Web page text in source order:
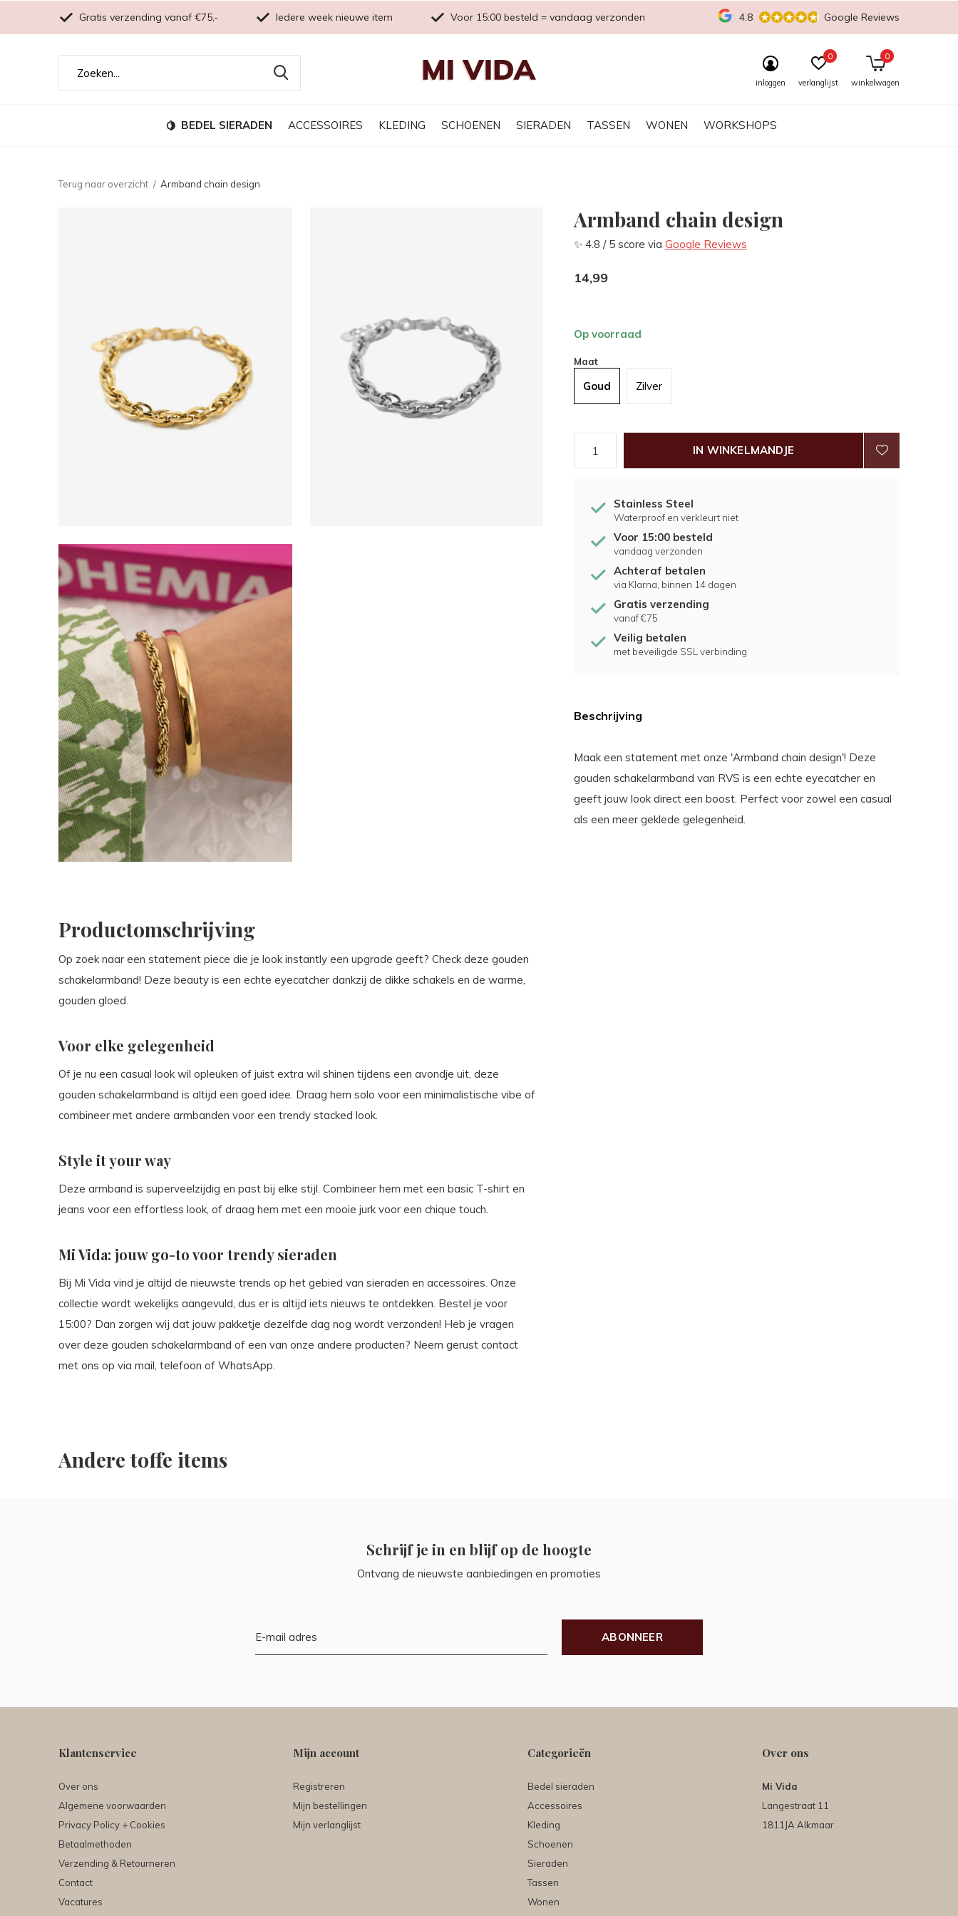
BEDEL SIERADEN ACCESSOIRES KLEDING SCHOENEN SIERADEN TASSEN WONEN WORKSHOPS
inloggen verlanglijst
0
winkelwagen
0
Gratis verzending vanaf €75,- Iedere week nieuwe item Voor 15:00 besteld = vandaag verzonden 4.8 Google Reviews
Terug naar overzicht Armband chain design
Armband chain design
✨ 4.8 / 5 score via Google Reviews
14,99
Op voorraad
Maat
Goud Zilver
IN WINKELMANDJE
Stainless Steel
Waterproof en verkleurt niet
Voor 15:00 besteld
vandaag verzonden
Achteraf betalen
via Klarna, binnen 14 dagen
Gratis verzending
vanaf €75
Veilig betalen
met beveiligde SSL verbinding
Beschrijving
Maak een statement met onze 'Armband chain design'! Deze
gouden schakelarmband van RVS is een echte eyecatcher en
geeft jouw look direct een boost. Perfect voor zowel een casual
als een meer geklede gelegenheid.
Productomschrijving
Op zoek naar een statement piece die je look instantly een upgrade geeft? Check deze gouden
schakelarmband! Deze beauty is een echte eyecatcher dankzij de dikke schakels en de warme,
gouden gloed.
Voor elke gelegenheid
Of je nu een casual look wil opleuken of juist extra wil shinen tijdens een avondje uit, deze
gouden schakelarmband is altijd een goed idee. Draag hem solo voor een minimalistische vibe of
combineer met andere armbanden voor een trendy stacked look.
Style it your way
Deze armband is superveelzijdig en past bij elke stijl. Combineer hem met een basic T-shirt en
jeans voor een effortless look, of draag hem met een mooie jurk voor een chique touch.
Mi Vida: jouw go-to voor trendy sieraden
Bij Mi Vida vind je altijd de nieuwste trends op het gebied van sieraden en accessoires. Onze
collectie wordt wekelijks aangevuld, dus er is altijd iets nieuws te ontdekken. Bestel je voor
15:00? Dan zorgen wij dat jouw pakketje dezelfde dag nog wordt verzonden! Heb je vragen
over deze gouden schakelarmband of een van onze andere producten? Neem gerust contact
met ons op via mail, telefoon of WhatsApp.
Andere toffe items
Schrijf je in en blijf op de hoogte
Ontvang de nieuwste aanbiedingen en promoties
ABONNEER
Klantenservice
Over ons
Algemene voorwaarden
Privacy Policy + Cookies
Betaalmethoden
Verzending & Retourneren
Contact
Vacatures
Mijn account
Registreren
Mijn bestellingen
Mijn verlanglijst
Categorieën
Bedel sieraden
Accessoires
Kleding
Schoenen
Sieraden
Tassen
Wonen
Over ons
Mi Vida
Langestraat 11
1811JA Alkmaar